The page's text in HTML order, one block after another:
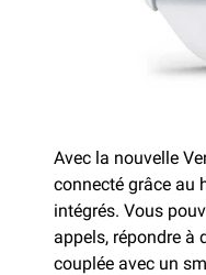
Avec la nouvelle
connecté grâce au
intégrés. Vous
appels, répondre à
couplée avec un